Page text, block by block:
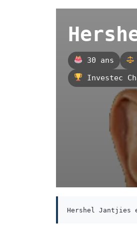
30 ans
Investec
Hershel Jantjies